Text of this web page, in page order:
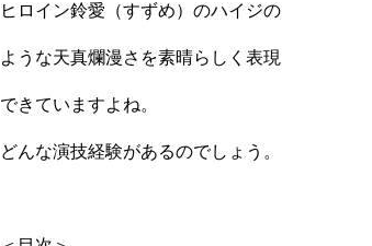
ヒロイン鈴愛（すずめ）のハイジの
ような天真爛漫さを素晴らしく表現
できていますよね。
どんな演技経験があるのでしょう。